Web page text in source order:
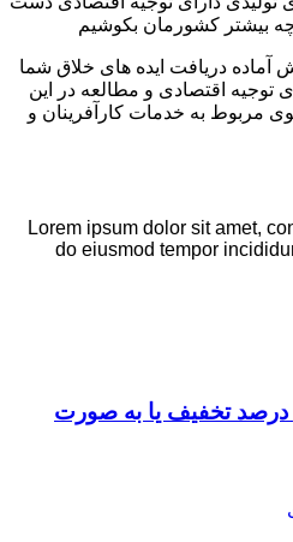
بیشتر کشورمان بکوشیم
دریافت ایده های خلاق شما
توجیه اقتصادی و مطالعه در این
مربوط به خدمات کارآفرینان و
Lorem ipsum dolor sit amet,
do eiusmod tempor
درصد تخفیف یا به صورت